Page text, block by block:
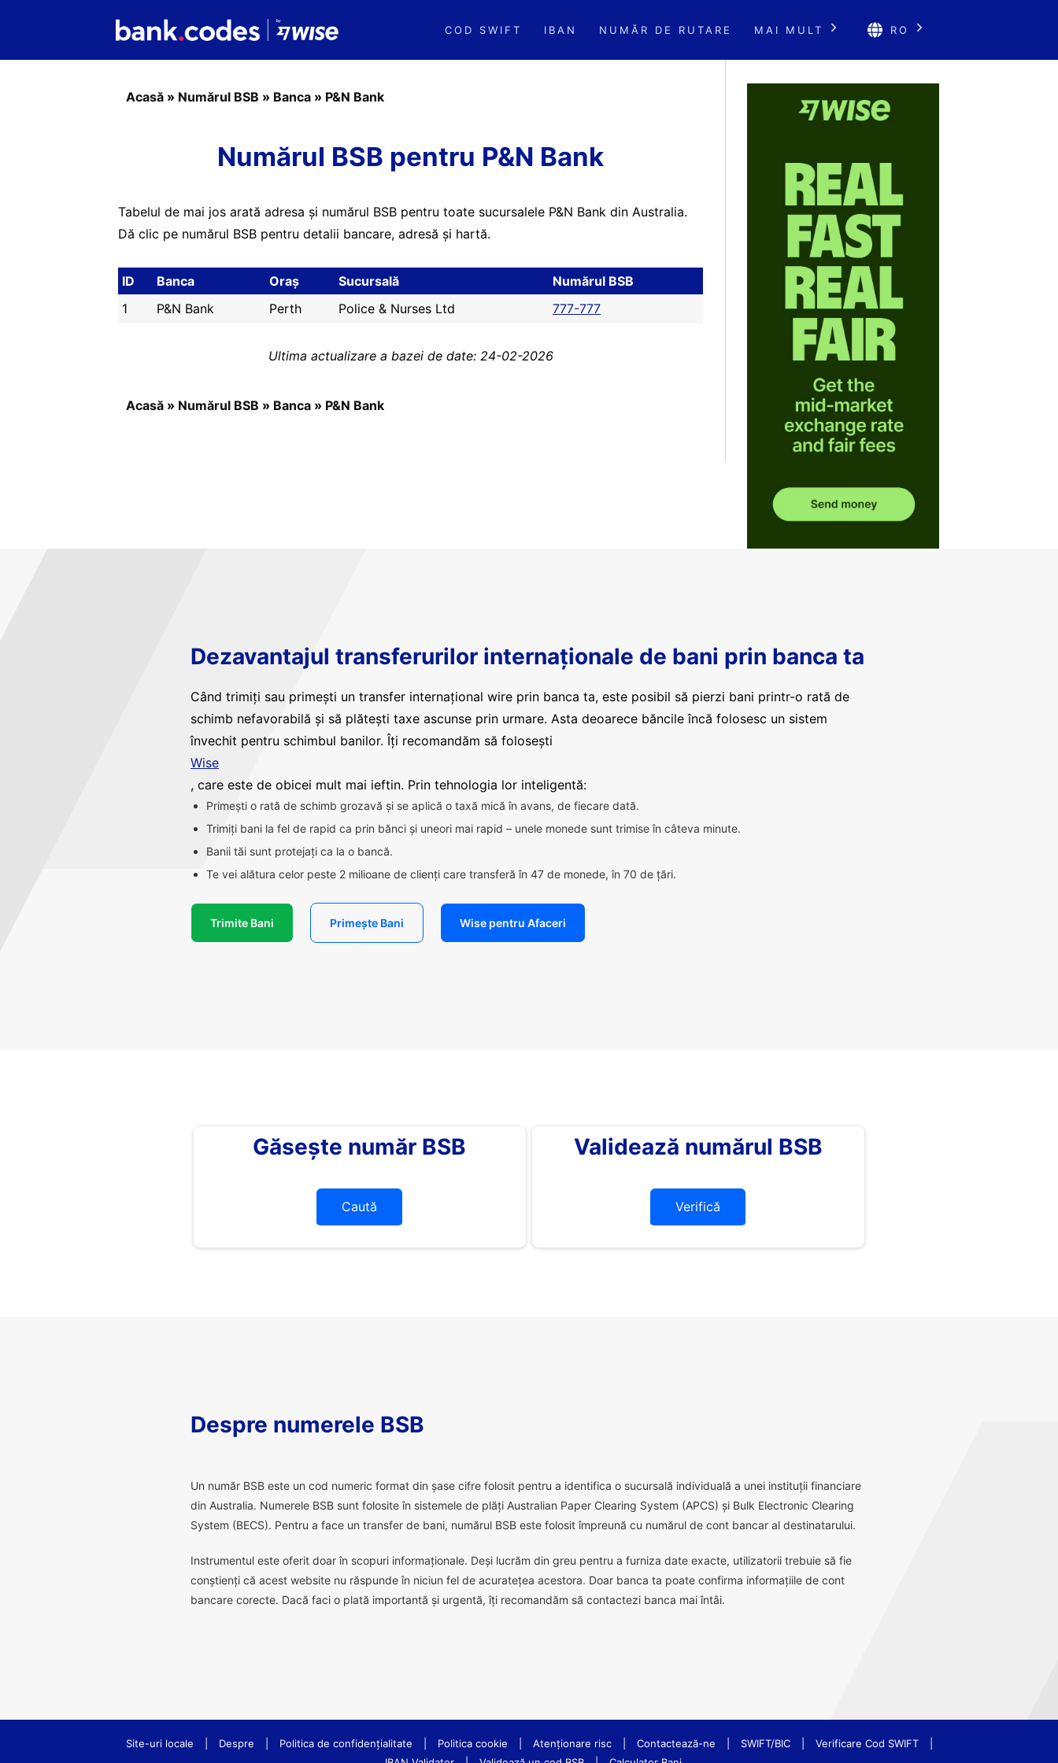
COD SWIFT IBAN NUMĂR DE RUTARE MAI MULT RO
Acasă » Numărul BSB » Banca » P&N Bank
Numărul BSB pentru P&N Bank
Tabelul de mai jos arată adresa și numărul BSB pentru toate sucursalele P&N Bank din Australia.
Dă clic pe numărul BSB pentru detalii bancare, adresă și hartă.
ID Banca Oraș Sucursală
Numărul BSB
1
P&N Bank Perth Police & Nurses Ltd 777-777
Ultima actualizare a bazei de date: 24-02-2026
Acasă » Numărul BSB » Banca » P&N Bank
Dezavantajul transferurilor internaționale de bani prin banca ta
Când trimiți sau primești un transfer internațional wire prin banca ta, este posibil să pierzi bani printr-o rată de
schimb nefavorabilă și să plătești taxe ascunse prin urmare. Asta deoarece băncile încă folosesc un sistem
învechit pentru schimbul banilor. Îți recomandăm să folosești
Wise
, care este de obicei mult mai ieftin. Prin tehnologia lor inteligentă:
Primești o rată de schimb grozavă și se aplică o taxă mică în avans, de fiecare dată.
Trimiți bani la fel de rapid ca prin bănci și uneori mai rapid – unele monede sunt trimise în câteva minute.
Banii tăi sunt protejați ca la o bancă.
Te vei alătura celor peste 2 milioane de clienți care transferă în 47 de monede, în 70 de țări.
Trimite Bani Primește Bani Wise pentru Afaceri
Găsește număr BSB
Caută
Validează numărul BSB
Verifică
Despre numerele BSB
Un număr BSB este un cod numeric format din șase cifre folosit pentru a identifica o sucursală individuală a unei instituții financiare
din Australia. Numerele BSB sunt folosite în sistemele de plăți Australian Paper Clearing System (APCS) și Bulk Electronic Clearing
System (BECS). Pentru a face un transfer de bani, numărul BSB este folosit împreună cu numărul de cont bancar al destinatarului.
Instrumentul este oferit doar în scopuri informaționale. Deși lucrăm din greu pentru a furniza date exacte, utilizatorii trebuie să fie
conștienți că acest website nu răspunde în niciun fel de acuratețea acestora. Doar banca ta poate confirma informațiile de cont
bancare corecte. Dacă faci o plată importantă și urgentă, îți recomandăm să contactezi banca mai întâi.
Site-uri locale Despre Politica de confidenţialitate Politica cookie Atenționare risc Contactează-ne SWIFT/BIC Verificare Cod SWIFT